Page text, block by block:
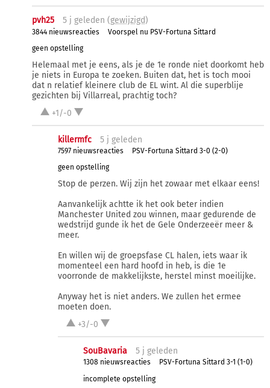
pvh25 5 j geleden (gewijzigd)
3844 nieuwsreacties
Voorspel nu PSV-Fortuna Sittard
geen opstelling
Helemaal met je eens, als je de 1e ronde niet doorkomt heb
je niets in Europa te zoeken. Buiten dat, het is toch mooi
dat n relatief kleinere club de EL wint. Al die superblije
gezichten bij Villarreal, prachtig toch?
+1/-0
killermfc 5 j geleden
7597 nieuwsreacties
PSV-Fortuna Sittard 3-0 (2-0)
geen opstelling
Stop de perzen. Wij zijn het zowaar met elkaar eens!
Aanvankelijk achtte ik het ook beter indien
Manchester United zou winnen, maar gedurende de
wedstrijd gunde ik het de Gele Onderzeeër meer &
meer.
En willen wij de groepsfase CL halen, iets waar ik
momenteel een hard hoofd in heb, is die 1e
voorronde de makkelijkste, herstel minst moeilijke.
Anyway het is niet anders. We zullen het ermee
moeten doen.
+3/-0
SouBavaria 5 j geleden
1308 nieuwsreacties
PSV-Fortuna Sittard 3-1 (1-0)
incomplete opstelling